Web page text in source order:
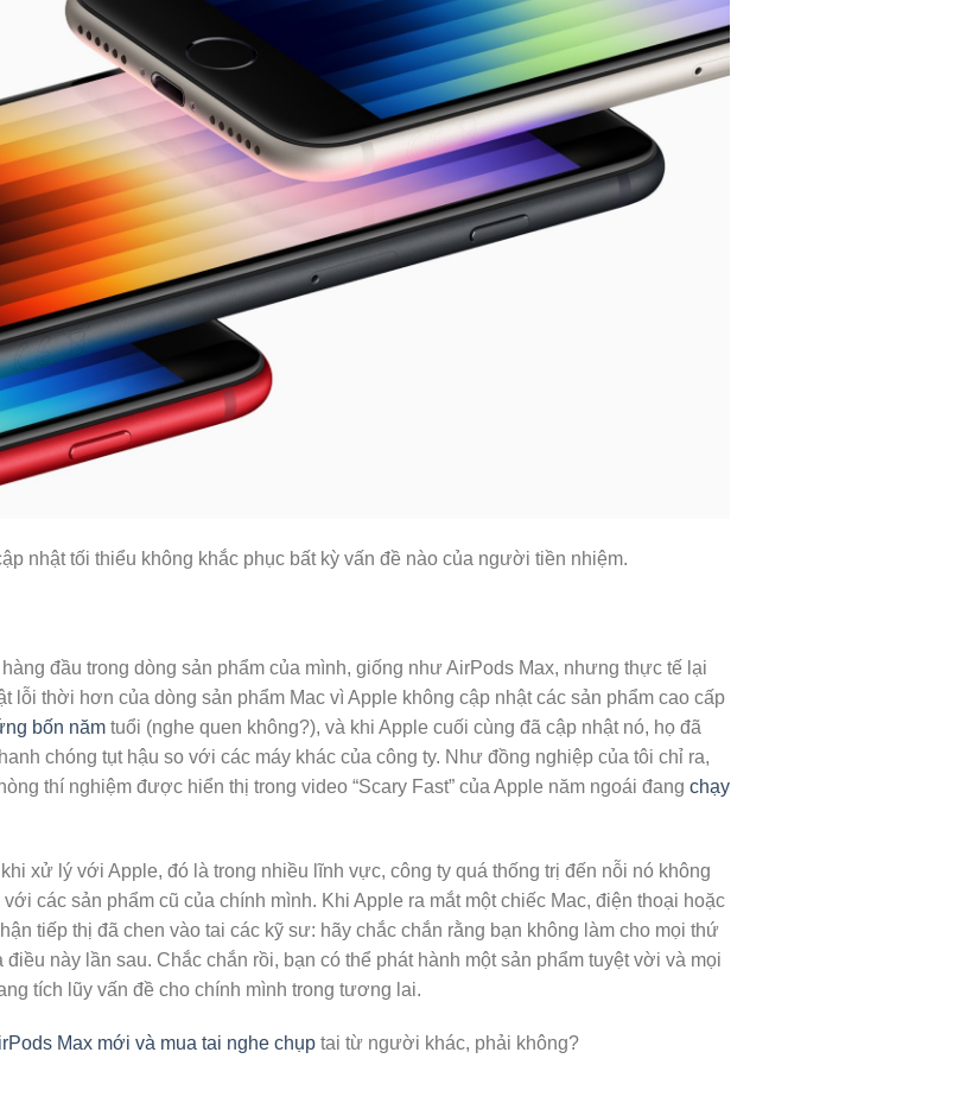
nhật tối thiểu không khắc phục bất kỳ vấn đề nào của người tiền nhiệm.
đầu trong dòng sản phẩm của mình, giống như AirPods Max, nhưng thực tế lại
lỗi thời hơn của dòng sản phẩm Mac vì Apple không cập nhật các sản phẩm cao cấp
bốn nămtuổi (nghe quen không?), và khi Apple cuối cùng đã cập nhật nó, họ đã
chóng tụt hậu so với các máy khác của công ty. Như đồng nghiệp của tôi chỉ ra,
thí nghiệm được hiển thị trong video “Scary Fast” của Apple năm ngoái đang chạy
xử lý với Apple, đó là trong nhiều lĩnh vực, công ty quá thống trị đến nỗi nó không
các sản phẩm cũ của chính mình. Khi Apple ra mắt một chiếc Mac, điện thoại hoặc
tiếp thị đã chen vào tai các kỹ sư: hãy chắc chắn rằng bạn không làm cho mọi thứ
này lần sau. Chắc chắn rồi, bạn có thể phát hành một sản phẩm tuyệt vời và mọi
tích lũy vấn đề cho chính mình trong tương lai.
Max mới và mua tai nghe chụptai từ người khác, phải không?